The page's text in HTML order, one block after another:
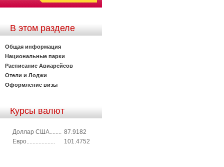
В этом разделе
Общая информация
Национальные парки
Расписание Авиарейсов
Отели и Лоджи
Оформление визы
Курсы валют
Доллар США........ 87.9182
Евро...................
101.4752